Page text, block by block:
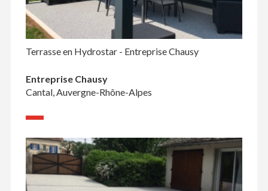
Terrasse en Hydrostar - Entreprise Chausy
Entreprise Chausy
Cantal, Auvergne-Rhône-Alpes